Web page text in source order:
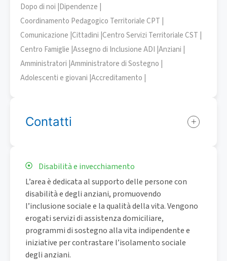
Dopo di noi |Dipendenze |
Coordinamento Pedagogico Territoriale CPT |
Comunicazione |Cittadini |Centro Servizi Territoriale CST |
Centro Famiglie |Assegno di Inclusione ADI |Anziani |
Amministratori |Amministratore di Sostegno |
Adolescenti e giovani |Accreditamento |
Contatti
Disabilità e invecchiamento
L’area è dedicata al supporto delle persone con
disabilità e degli anziani, promuovendo
l’inclusione sociale e la qualità della vita. Vengono
erogati servizi di assistenza domiciliare,
programmi di sostegno alla vita indipendente e
iniziative per contrastare l’isolamento sociale
degli anziani.